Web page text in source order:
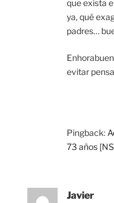
que exista
ya, qué
padres…
evitar
Pingback:
73 años
Javier